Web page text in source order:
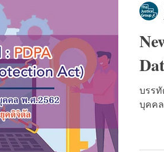
บรร
บุคค